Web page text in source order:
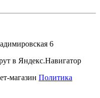
6
в Яндекс.Навигатор
магазин Политика